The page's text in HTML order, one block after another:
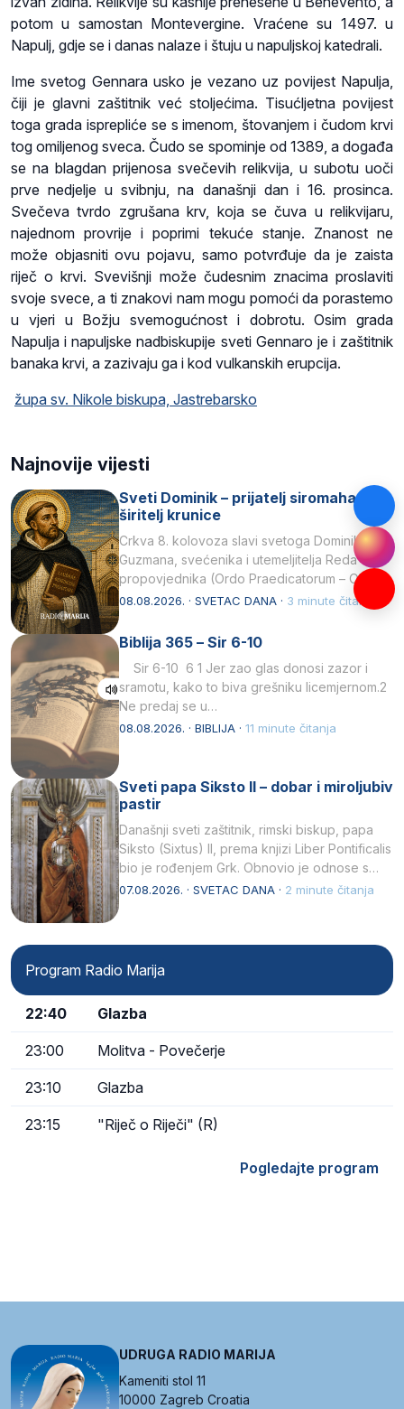
potom u samostan Montevergine. Vraćene su 1497. u
Napulj, gdje se i danas nalaze i štuju u napuljskoj katedrali.
Ime svetog Gennara usko je vezano uz povijest Napulja,
čiji je glavni zaštitnik već stoljećima. Tisućljetna povijest
toga grada isprepliće se s imenom, štovanjem i čudom krvi
tog omiljenog sveca. Čudo se spominje od 1389, a događa
se na blagdan prijenosa svečevih relikvija, u subotu uoči
prve nedjelje u svibnju, na današnji dan i 16. prosinca.
Svečeva tvrdo zgrušana krv, koja se čuva u relikvijaru,
najednom provrije i poprimi tekuće stanje. Znanost ne
može objasniti ovu pojavu, samo potvrđuje da je zaista
riječ o krvi. Svevišnji može čudesnim znacima proslaviti
svoje svece, a ti znakovi nam mogu pomoći da porastemo
u vjeri u Božju svemogućnost i dobrotu. Osim grada
Napulja i napuljske nadbiskupije sveti Gennaro je i zaštitnik
banaka krvi, a zazivaju ga i kod vulkanskih erupcija.
župa sv. Nikole biskupa, Jastrebarsko
Najnovije vijesti
Sveti Dominik – prijatelj siromaha i
širitelj krunice
Crkva 8. kolovoza slavi svetoga Dominika
Guzmana, svećenika i utemeljitelja Reda
propovjednika (Ordo Praedicatorum – OP).
Svojim životom, dubokom ljubavlju prema
08.08.2026. · SVETAC DANA · 3 minute čitanja
Biblija 365 – Sir 6-10
Sir 6-10 6 1 Jer zao glas donosi zazor i
sramotu, kako to biva grešniku licemjernom.2
Ne predaj se u…
08.08.2026. · BIBLIJA · 11 minute čitanja
Sveti papa Siksto II – dobar i miroljubiv
pastir
Današnji sveti zaštitnik, rimski biskup, papa
Siksto (Sixtus) II, prema knjizi Liber Pontificalis
bio je rođenjem Grk. Obnovio je odnose s
afričkim…
07.08.2026. · SVETAC DANA · 2 minute čitanja
Program Radio Marija
22:40 Glazba
23:00 Molitva - Povečerje
23:10 Glazba
23:15 "Riječ o Riječi" (R)
Pogledajte program
UDRUGA RADIO MARIJA
Kameniti stol 11
10000 Zagreb Croatia